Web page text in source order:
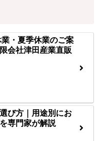
・夏季休業のご案
会社津田産業直販
び方｜用途別にお
専門家が解説